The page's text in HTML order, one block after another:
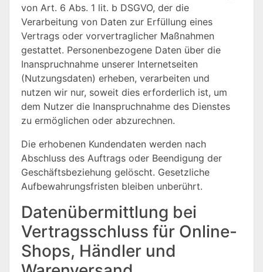
von Art. 6 Abs. 1 lit. b DSGVO, der die
Verarbeitung von Daten zur Erfüllung eines
Vertrags oder vorvertraglicher Maßnahmen
gestattet. Personenbezogene Daten über die
Inanspruchnahme unserer Internetseiten
(Nutzungsdaten) erheben, verarbeiten und
nutzen wir nur, soweit dies erforderlich ist, um
dem Nutzer die Inanspruchnahme des Dienstes
zu ermöglichen oder abzurechnen.
Die erhobenen Kundendaten werden nach
Abschluss des Auftrags oder Beendigung der
Geschäftsbeziehung gelöscht. Gesetzliche
Aufbewahrungsfristen bleiben unberührt.
Datenübermittlung bei
Vertragsschluss für Online-
Shops, Händler und